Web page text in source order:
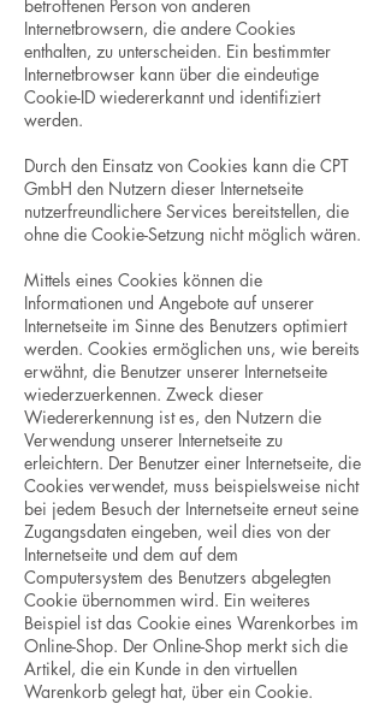
betroffenen Person von anderen
Internetbrowsern, die andere Cookies
enthalten, zu unterscheiden. Ein bestimmter
Internetbrowser kann über die eindeutige
Cookie-ID wiedererkannt und identifiziert
werden.
Durch den Einsatz von Cookies kann die CPT
GmbH den Nutzern dieser Internetseite
nutzerfreundlichere Services bereitstellen, die
ohne die Cookie-Setzung nicht möglich wären.
Mittels eines Cookies können die
Informationen und Angebote auf unserer
Internetseite im Sinne des Benutzers optimiert
werden. Cookies ermöglichen uns, wie bereits
erwähnt, die Benutzer unserer Internetseite
wiederzuerkennen. Zweck dieser
Wiedererkennung ist es, den Nutzern die
Verwendung unserer Internetseite zu
erleichtern. Der Benutzer einer Internetseite, die
Cookies verwendet, muss beispielsweise nicht
bei jedem Besuch der Internetseite erneut seine
Zugangsdaten eingeben, weil dies von der
Internetseite und dem auf dem
Computersystem des Benutzers abgelegten
Cookie übernommen wird. Ein weiteres
Beispiel ist das Cookie eines Warenkorbes im
Online-Shop. Der Online-Shop merkt sich die
Artikel, die ein Kunde in den virtuellen
Warenkorb gelegt hat, über ein Cookie.